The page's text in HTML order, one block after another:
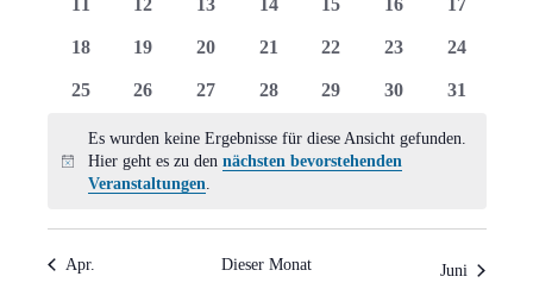
11 12 13 14 15 16 17
0
18
0
19
0
20
0
21
0
22
0
23
0
24
0
25
0
26
0
27
0
28
0
29
0
30
0
31
Hinweis
Es wurden keine Ergebnisse für diese Ansicht gefunden.
Hier geht es zu den nächsten bevorstehenden
Veranstaltungen.
Apr. Dieser Monat Juni